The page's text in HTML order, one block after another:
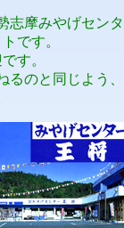
志摩みやげセンタ
です。
す。
のと同じよう、